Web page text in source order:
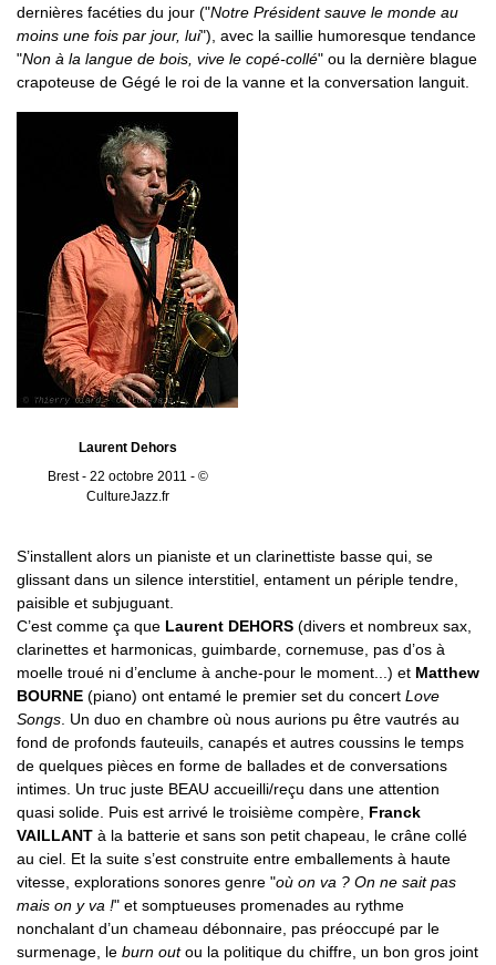
dernières facéties du jour ("Notre Président sauve le monde au
moins une fois par jour, lui"), avec la saillie humoresque tendance
"Non à la langue de bois, vive le copé-collé" ou la dernière blague
crapoteuse de Gégé le roi de la vanne et la conversation languit.
Laurent Dehors
Brest - 22 octobre 2011 - ©
CultureJazz.fr
S’installent alors un pianiste et un clarinettiste basse qui, se
glissant dans un silence interstitiel, entament un périple tendre,
paisible et subjuguant.
C’est comme ça que Laurent DEHORS (divers et nombreux sax,
clarinettes et harmonicas, guimbarde, cornemuse, pas d’os à
moelle troué ni d’enclume à anche-pour le moment...) et Matthew
BOURNE (piano) ont entamé le premier set du concert Love
Songs. Un duo en chambre où nous aurions pu être vautrés au
fond de profonds fauteuils, canapés et autres coussins le temps
de quelques pièces en forme de ballades et de conversations
intimes. Un truc juste BEAU accueilli/reçu dans une attention
quasi solide. Puis est arrivé le troisième compère, Franck
VAILLANT à la batterie et sans son petit chapeau, le crâne collé
au ciel. Et la suite s’est construite entre emballements à haute
vitesse, explorations sonores genre "où on va ? On ne sait pas
mais on y va !" et somptueuses promenades au rythme
nonchalant d’un chameau débonnaire, pas préoccupé par le
surmenage, le burn outou la politique du chiffre, un bon gros joint